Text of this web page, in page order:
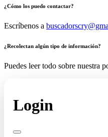
¿Cómo los puedo contactar?
Escríbenos a
¿Recolectan algún tipo de información?
Puedes leer todo sobre nuestra
Login